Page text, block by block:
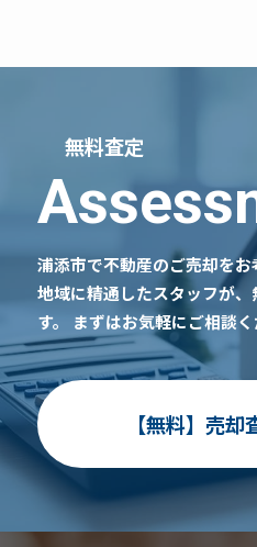
無料査定
浦添市で不動産のご売却をお
地域に精通したスタッフが
す。
まずはお気軽にご相談く
【無料】売